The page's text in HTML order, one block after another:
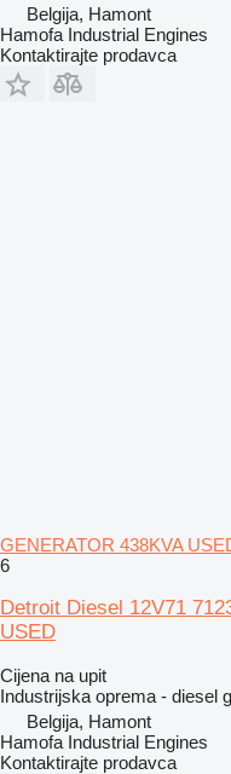
Belgija, Hamont
Hamofa Industrial Engines
Kontaktirajte prodavca
GENERATOR 438KVA
6
Detroit Diesel 12V71
USED
Cijena na upit
Industrijska oprema - diesel
Belgija, Hamont
Hamofa Industrial Engines
Kontaktirajte prodavca